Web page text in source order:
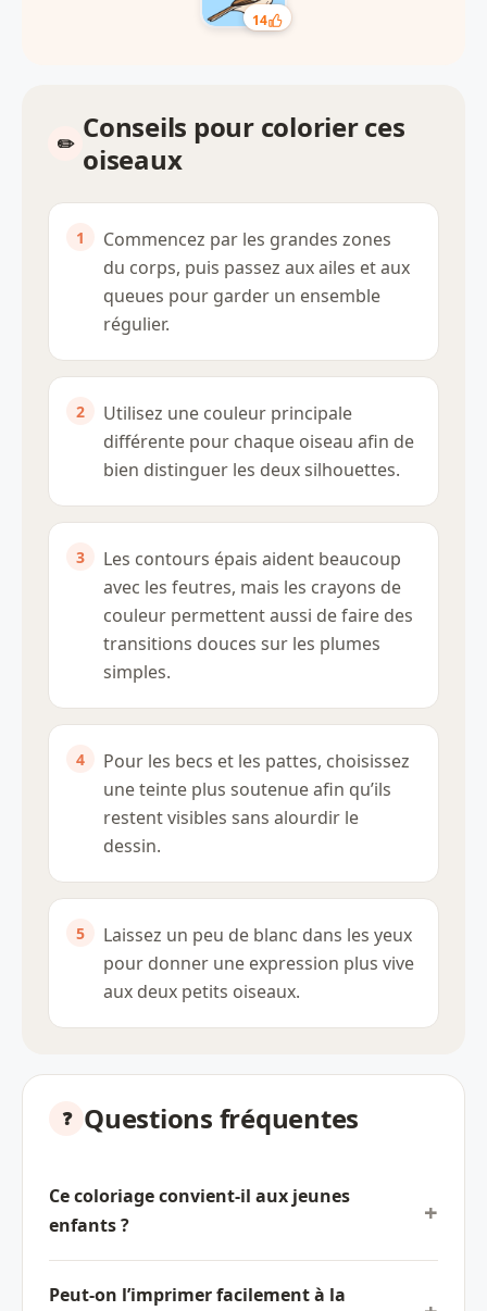
14
Conseils pour colorier ces
oiseaux
Commencez par les grandes zones
du corps, puis passez aux ailes et aux
queues pour garder un ensemble
régulier.
Utilisez une couleur principale
différente pour chaque oiseau afin de
bien distinguer les deux silhouettes.
Les contours épais aident beaucoup
avec les feutres, mais les crayons de
couleur permettent aussi de faire des
transitions douces sur les plumes
simples.
Pour les becs et les pattes, choisissez
une teinte plus soutenue afin qu’ils
restent visibles sans alourdir le
dessin.
Laissez un peu de blanc dans les yeux
pour donner une expression plus vive
aux deux petits oiseaux.
Questions fréquentes
Ce coloriage convient-il aux jeunes
enfants ?
Peut-on l’imprimer facilement à la